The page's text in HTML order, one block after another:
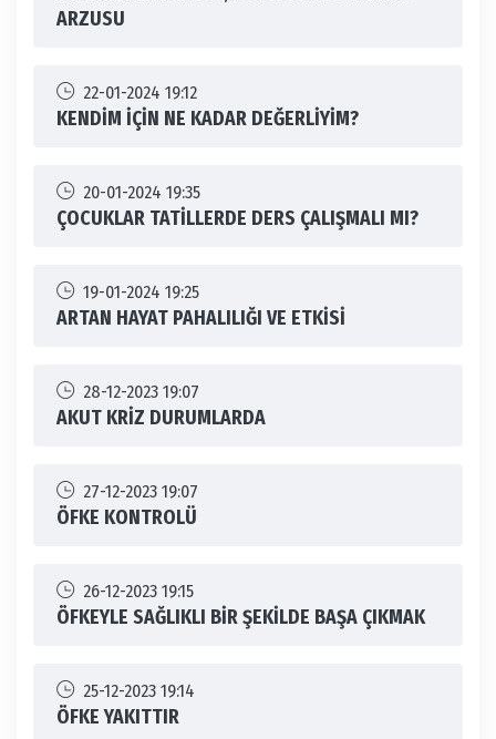
ARZUSU
22-01-2024 19:12
KENDİM İÇİN NE KADAR DEĞERLİYİM?
20-01-2024 19:35
ÇOCUKLAR TATİLLERDE DERS ÇALIŞMALI MI?
19-01-2024 19:25
ARTAN HAYAT PAHALILIĞI VE ETKİSİ
28-12-2023 19:07
AKUT KRİZ DURUMLARDA
27-12-2023 19:07
ÖFKE KONTROLÜ
26-12-2023 19:15
ÖFKEYLE SAĞLIKLI BİR ŞEKİLDE BAŞA ÇIKMAK
25-12-2023 19:14
ÖFKE YAKITTIR